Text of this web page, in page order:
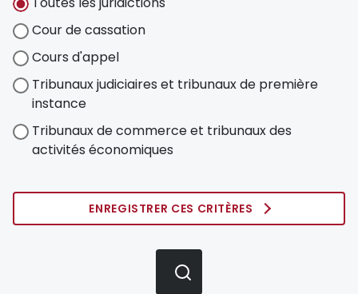
Cour de cassation
Cours d'appel
Tribunaux judiciaires et tribunaux de première
instance
Tribunaux de commerce et tribunaux des
activités économiques
ENREGISTRER CES CRITÈRES